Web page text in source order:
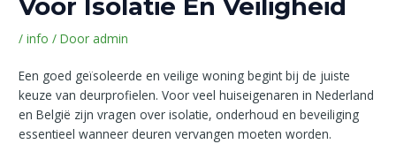
Voor Isolatie En Veiligheid
/info / Door admin
Een goed geïsoleerde en veilige woning begint bij de juiste
keuze van deurprofielen. Voor veel huiseigenaren in Nederland
en België zijn vragen over isolatie, onderhoud en beveiliging
essentieel wanneer deuren vervangen moeten worden.